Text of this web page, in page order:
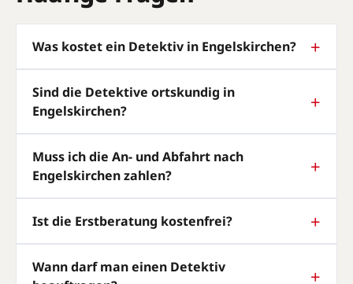
Was kostet ein Detektiv in Engelskirchen?
Sind die Detektive ortskundig in
Engelskirchen?
Muss ich die An- und Abfahrt nach
Engelskirchen zahlen?
Ist die Erstberatung kostenfrei?
Wann darf man einen Detektiv